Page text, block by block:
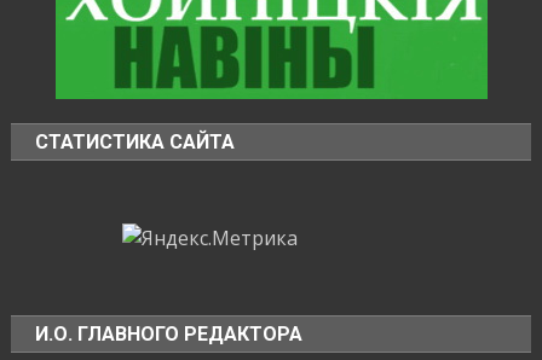
СТАТИСТИКА САЙТА
И.О. ГЛАВНОГО РЕДАКТОРА